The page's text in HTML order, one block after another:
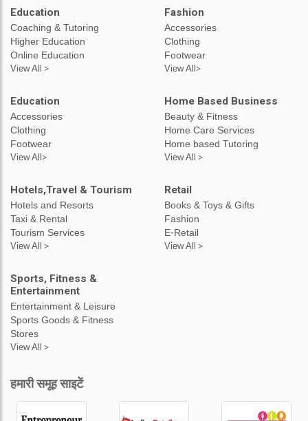
Education
Coaching & Tutoring
Higher Education
Online Education
View All >
Fashion
Accessories
Clothing
Footwear
View All>
Education
Accessories
Clothing
Footwear
View All>
Home Based Business
Beauty & Fitness
Home Care Services
Home based Tutoring
View All >
Hotels,Travel & Tourism
Hotels and Resorts
Taxi & Rental
Tourism Services
View All >
Retail
Books & Toys & Gifts
Fashion
E-Retail
View All >
Sports, Fitness &
Entertainment
Entertainment & Leisure
Sports Goods & Fitness
Stores
View All >
हमारी समूह साइटें